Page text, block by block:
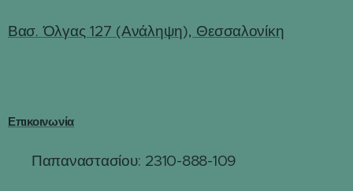
Βασ. Όλγας 127 (Ανάληψη), Θεσσαλονίκη
Επικοινωνία
Παπαναστασίου: 2310-888-109